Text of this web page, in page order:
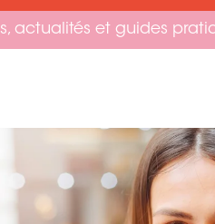
actualités et guides